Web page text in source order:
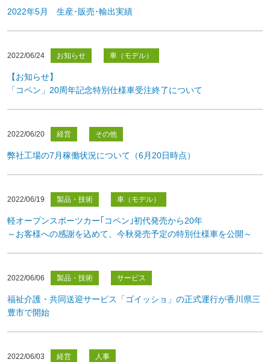
2022年5月 生産･販売･輸出実績
2022/06/24 お知らせ 車（モデル）
【お知らせ】
「コペン」20周年記念特別仕様車受注終了について
2022/06/20 経営 その他
弊社工場の7月稼働状況について（6月20日時点）
2022/06/19 製品・技術 車（モデル）
軽オープンスポーツカー｢コペン｣初代発売から20年
～お客様への感謝を込めて、今秋発売予定の特別仕様車を公開～
2022/06/06 製品・技術 サービス
福祉介護・共同送迎サービス「ゴイッショ」の正式運行が香川県三
豊市で開始
2022/06/03 経営 人事